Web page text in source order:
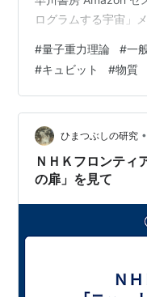
ログラムする宇宙」
ンキング参加中はて
もOK！日記・雑記
#量子重力理論 #一
#キュビット #物質
ひまつぶしの研究 •
ＮＨＫフロンティ
の扉」を見て